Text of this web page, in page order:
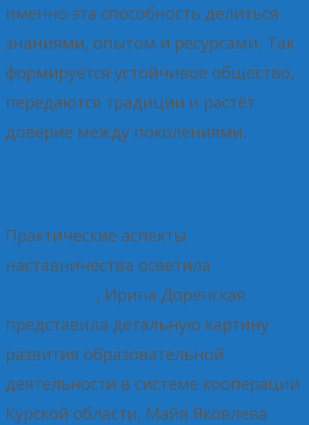
именно эта способность делиться
знаниями, опытом и ресурсами. Так
формируется устойчивое общество,
передаются традиции и растёт
доверие между поколениями.
Практические аспекты
наставничества осветила
, Ирина Доренская
представила детальную картину
развития образовательной
деятельности в системе кооперации
Курской области, Майя Яковлева